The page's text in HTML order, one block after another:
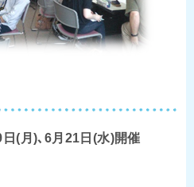
(月)､6月21日(水)開催